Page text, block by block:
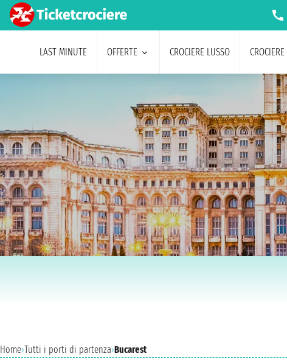
LAST MINUTE OFFERTE CROCIERE LUSSO CROCIERE
Home›Tutti i porti di partenza›Bucarest